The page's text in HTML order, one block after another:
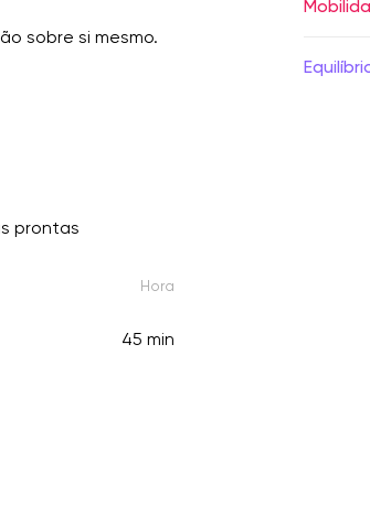
sobre si mesmo.
prontas
Hora
45 min